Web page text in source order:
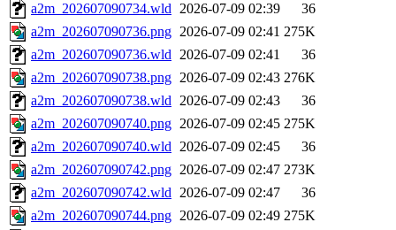
a2m_202607090734.wld 2026-07-09 02:39
36
a2m_202607090736.png 2026-07-09 02:41 275K
a2m_202607090736.wld 2026-07-09 02:41
36
a2m_202607090738.png 2026-07-09 02:43 276K
a2m_202607090738.wld 2026-07-09 02:43
36
a2m_202607090740.png 2026-07-09 02:45 275K
a2m_202607090740.wld 2026-07-09 02:45
36
a2m_202607090742.png 2026-07-09 02:47 273K
a2m_202607090742.wld 2026-07-09 02:47
36
a2m_202607090744.png 2026-07-09 02:49 275K